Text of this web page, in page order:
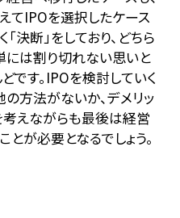
てIPOを選択したケース
決断」をしており、どちら
には割り切れない思いと
です。IPOを検討していく
の方法がないか、デメリッ
えながらも最後は経営
が必要となるでしょう。